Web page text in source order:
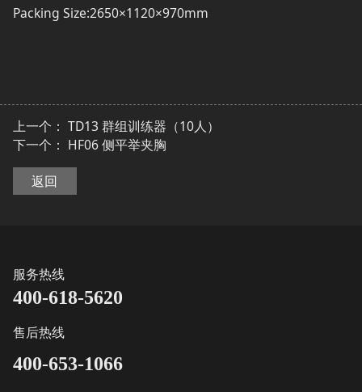
Packing Size:2650×1120×970mm
上一个： TD13 群组训练器（10人）
下一个： HF06 侧平举夹胸
返回
服务热线
400-618-5620
售后热线
400-653-1066